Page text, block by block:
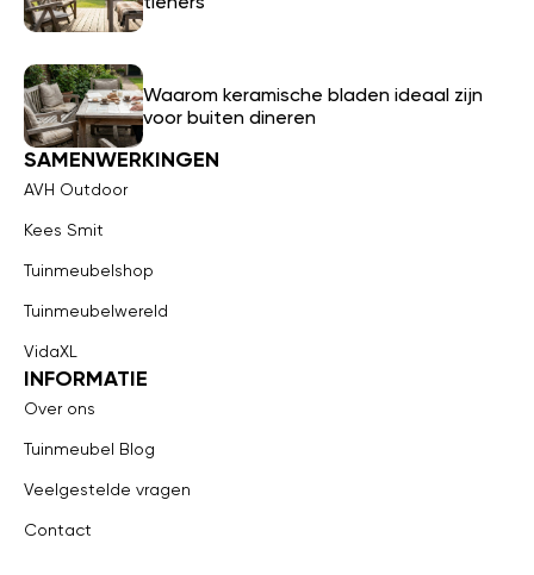
Waarom keramische bladen ideaal zijn
voor buiten dineren
SAMENWERKINGEN
AVH Outdoor
Kees Smit
Tuinmeubelshop
Tuinmeubelwereld
VidaXL
INFORMATIE
Over ons
Tuinmeubel Blog
Veelgestelde vragen
Contact